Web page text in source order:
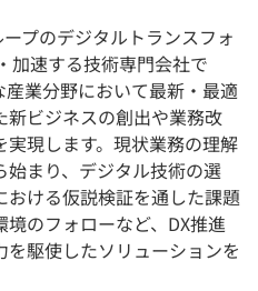
プのデジタルトランスフォ
加速する技術専門会社で
業分野において最新・最適
ビジネスの創出や業務改
現します。現状業務の理解
始まり、デジタル技術の選
ける仮説検証を通した課題
のフォローなど、DX推進
駆使したソリューションを